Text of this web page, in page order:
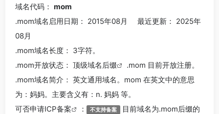
域名代码： mom
.mom域名 启用日期： 2015年08月 最近更新： 2025年
08月
.mom域名长度： 3字符。
.mom开放状态： 顶级域名后缀
.mom 目前开放注册。
.mom域名简介： 英文通用域名。mom 在英文中的意思
为：妈妈。主要含义有：n. 妈妈 等。
可否申请ICP备案 ： 不支持备案 目前域名为.mom后缀的